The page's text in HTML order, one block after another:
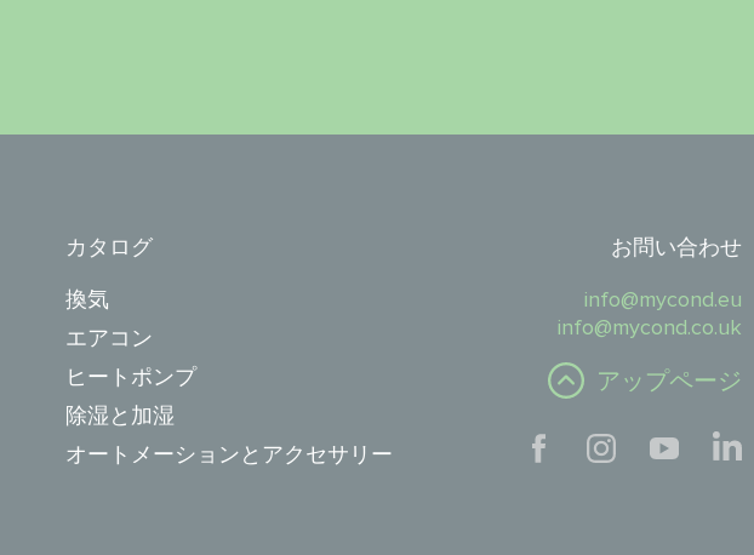
カタログ
換気
エアコン
ヒートポンプ
除湿と加湿
オートメーションとアクセサリー
お問い合わせ
info@mycond.eu
info@mycond.co.uk
アップページ